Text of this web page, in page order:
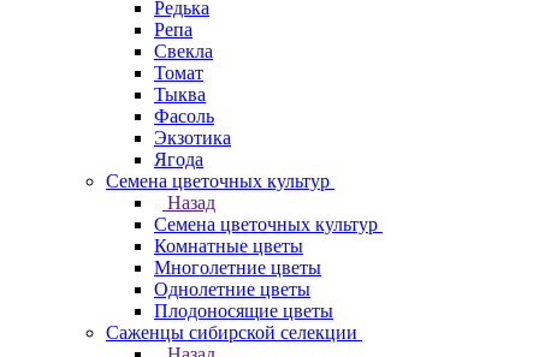
Редька
Репа
Свекла
Томат
Тыква
Фасоль
Экзотика
Ягода
Семена цветочных культур
Назад
Семена цветочных культур
Комнатные цветы
Многолетние цветы
Однолетние цветы
Плодоносящие цветы
Саженцы сибирской селекции